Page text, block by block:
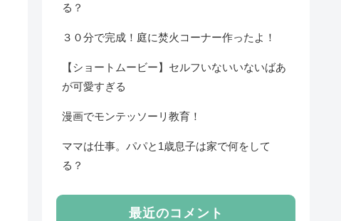
る？
３０分で完成！庭に焚火コーナー作ったよ！
【ショートムービー】セルフいないいないばあ
が可愛すぎる
漫画でモンテッソーリ教育！
ママは仕事。パパと1歳息子は家で何をして
る？
最近のコメント